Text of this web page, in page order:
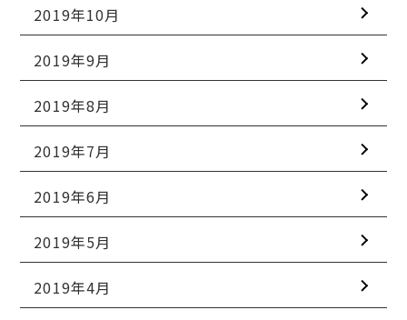
2019年10月
2019年9月
2019年8月
2019年7月
2019年6月
2019年5月
2019年4月